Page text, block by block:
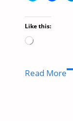
Like this:
Loading…
Read More